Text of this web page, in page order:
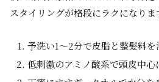
スタイリングが格段にラクになりま
予洗い1〜2分で皮脂と整髪料を
低刺激のアミノ酸系で頭皮中心